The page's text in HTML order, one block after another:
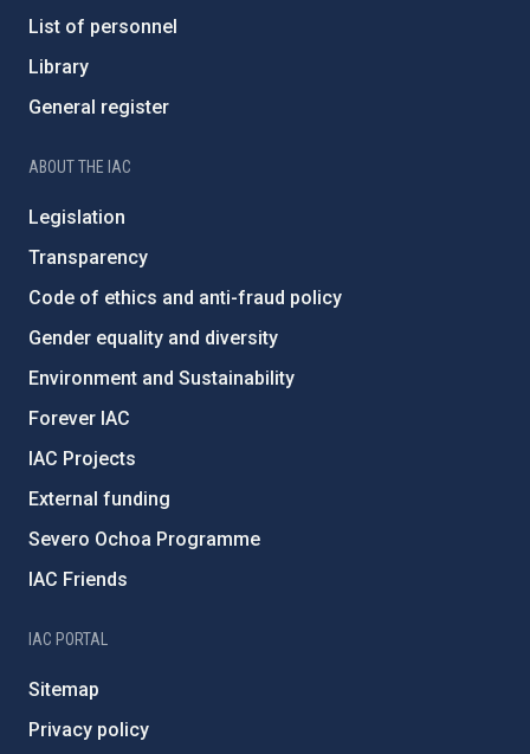
List of personnel
Library
General register
ABOUT THE IAC
Legislation
Transparency
Code of ethics and anti-fraud policy
Gender equality and diversity
Environment and Sustainability
Forever IAC
IAC Projects
External funding
Severo Ochoa Programme
IAC Friends
IAC PORTAL
Sitemap
Privacy policy